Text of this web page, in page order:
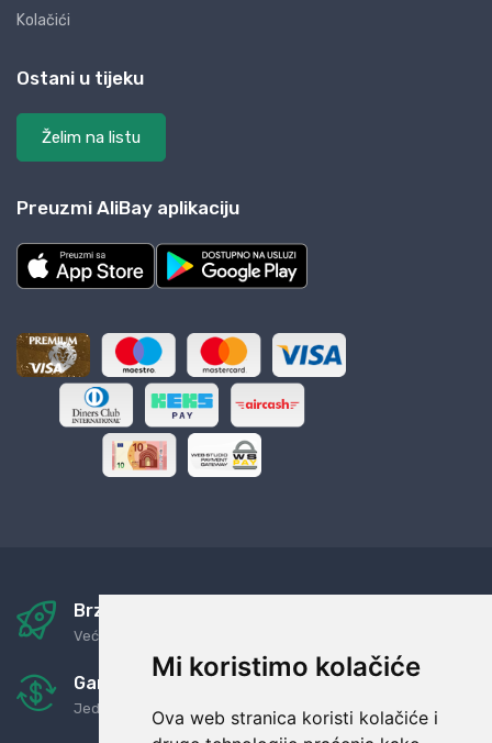
Mi koristimo kolačiće
Ova web stranica koristi kolačiće i
Kolačići
Ostani u tijeku
Želim na listu
Preuzmi AliBay aplikaciju
Brza i sigurna dostava
Već za nekoliko dana kod vas
Garancija u povrat novaca
Jednostavno pravilo: Roba za novac